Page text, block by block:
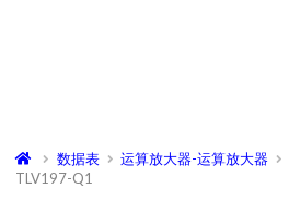
数据表 运算放大器-运算放大器
TLV197-Q1